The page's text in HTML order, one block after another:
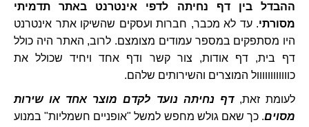
ההבדל בין דף נחיתה לדפי אינטרנט באתר תדמיתי
מסורתי. עד לא מכבר, חברות ועסקים שהשיקו אתר אינטרנט
היו מסתפקים במספר עמודים מצומצם. לרוב, האתר היה כולל
דף בית, דף אודות, צור קשר ודף אחד ויחיד שכולל את
כוווווווווווול המוצרים והשירותים שלהם.
לעומת זאת,דף נחיתה נועד לקדם מוצר אחד או שירות
מסוים. כך שאם גולש מחפש למשל "אופניים חשמליות" במנוע